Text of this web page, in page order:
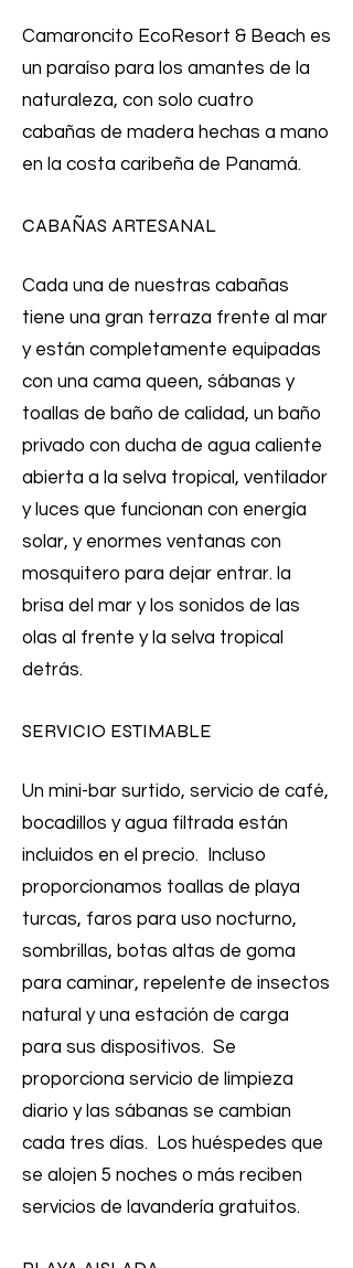
Camaroncito EcoResort & Beach es
un paraíso para los amantes de la
naturaleza, con solo cuatro
cabañas de madera hechas a mano
en la costa caribeña de Panamá.
CABAÑAS ARTESANAL
Cada una de nuestras cabañas
tiene una gran terraza frente al mar
y están completamente equipadas
con una cama queen, sábanas y
toallas de baño de calidad, un baño
privado con ducha de agua caliente
abierta a la selva tropical, ventilador
y luces que funcionan con energía
solar, y enormes ventanas con
mosquitero para dejar entrar. la
brisa del mar y los sonidos de las
olas al frente y la selva tropical
detrás.
SERVICIO ESTIMABLE
Un mini-bar surtido, servicio de café,
bocadillos y agua filtrada están
incluidos en el precio. Incluso
proporcionamos toallas de playa
turcas, faros para uso nocturno,
sombrillas, botas altas de goma
para caminar, repelente de insectos
natural y una estación de carga
para sus dispositivos. Se
proporciona servicio de limpieza
diario y las sábanas se cambian
cada tres días. Los huéspedes que
se alojen 5 noches o más reciben
servicios de lavandería gratuitos.